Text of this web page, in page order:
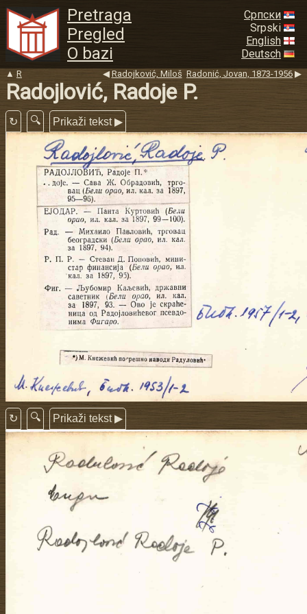
Pretraga
Pregled
O bazi
Српски
Srpski
English
Deutsch
▲ R ◀ Radojković, Miloš Radonić, Jovan, 1873-1956 ▶
Radojlović, Radoje P.